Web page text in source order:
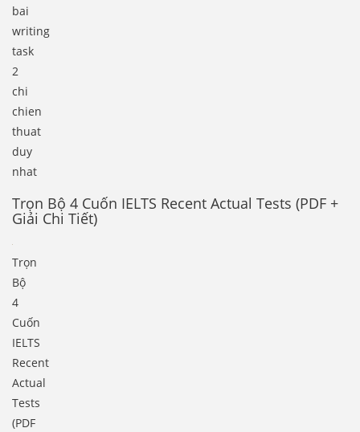
bai
writing
task
2
chi
chien
thuat
duy
nhat
Trọn Bộ 4 Cuốn IELTS Recent Actual Tests (PDF +
Giải Chi Tiết)
Trọn
Bộ
4
Cuốn
IELTS
Recent
Actual
Tests
(PDF